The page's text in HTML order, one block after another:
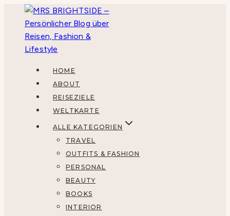
springen
HOME
ABOUT
REISEZIELE
WELTKARTE
ALLE KATEGORIEN
TRAVEL
OUTFITS & FASHION
PERSONAL
BEAUTY
BOOKS
INTERIOR